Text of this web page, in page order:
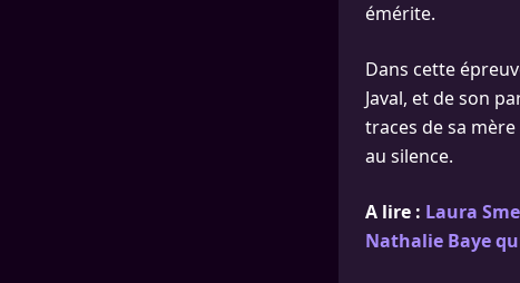
émérite.
Dans cette
Javal, et de son
traces de sa
au silence.
A lire : Laura
Nathalie Baye